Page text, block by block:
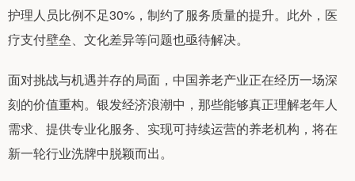
护理人员比例不足30%，制约了服务质量的提升。此外，医
疗支付壁垒、文化差异等问题也亟待解决。
面对挑战与机遇并存的局面，中国养老产业正在经历一场深
刻的价值重构。银发经济浪潮中，那些能够真正理解老年人
需求、提供专业化服务、实现可持续运营的养老机构，将在
新一轮行业洗牌中脱颖而出。